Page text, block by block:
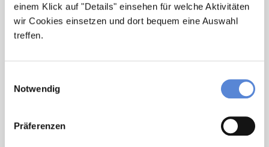
einem Klick auf "Details" einsehen für welche Aktivitäten
wir Cookies einsetzen und dort bequem eine Auswahl
treffen.
Notwendig
Präferenzen
Ansprechpartner
Egal ob Berufsstart oder berufliche Veränderung –
Fragen jederzeit gerne!
Jetzt zur kostenlosen Stellenanfrage